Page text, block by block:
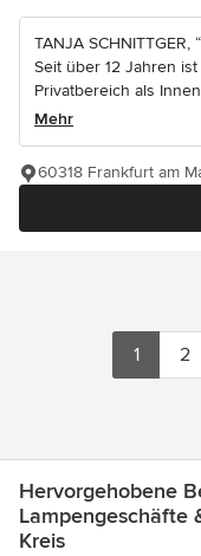
TANJA SCHNITTGER,
Seit über 12 Jahren
Privatbereich als
Mehr
60318 Frankfurt am
1 2
Hervorgehobene
Lampengeschäfte
Kreis